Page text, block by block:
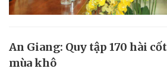
An Giang: Quy tập 170 hài
mùa khô